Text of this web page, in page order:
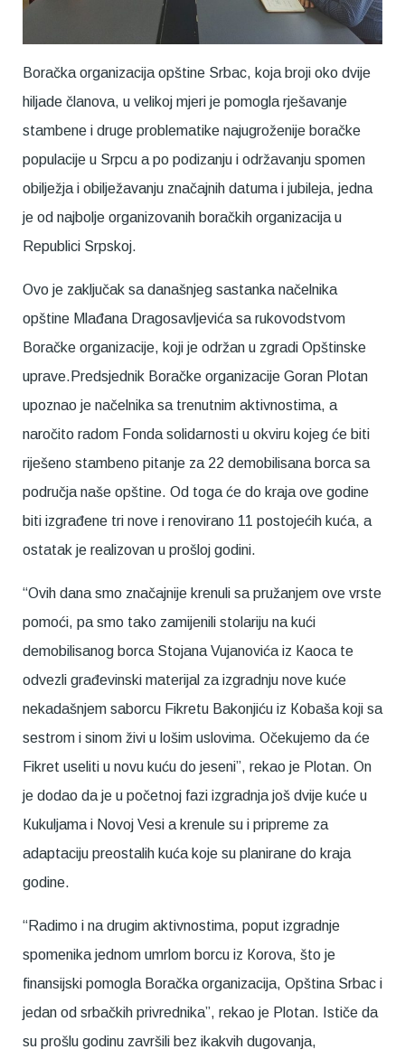
Boračka organizacija opštine Srbac, koja broji oko dvije
hiljade članova, u velikoj mjeri je pomogla rješavanje
stambene i druge problematike najugroženije boračke
populacije u Srpcu a po podizanju i održavanju spomen
obilježja i obilježavanju značajnih datuma i jubileja, jedna
je od najbolje organizovanih boračkih organizacija u
Republici Srpskoj.
Ovo je zaključak sa današnjeg sastanka načelnika
opštine Mlađana Dragosavljevića sa rukovodstvom
Boračke organizacije, koji je održan u zgradi Opštinske
uprave.Predsjednik Boračke organizacije Goran Plotan
upoznao je načelnika sa trenutnim aktivnostima, a
naročito radom Fonda solidarnosti u okviru kojeg će biti
riješeno stambeno pitanje za 22 demobilisana borca sa
područja naše opštine. Od toga će do kraja ove godine
biti izgrađene tri nove i renovirano 11 postojećih kuća, a
ostatak je realizovan u prošloj godini.
“Ovih dana smo značajnije krenuli sa pružanjem ove vrste
pomoći, pa smo tako zamijenili stolariju na kući
demobilisanog borca Stojana Vujanovića iz Кaoca te
odvezli građevinski materijal za izgradnju nove kuće
nekadašnjem saborcu Fikretu Bakonjiću iz Кobaša koji sa
sestrom i sinom živi u lošim uslovima. Očekujemo da će
Fikret useliti u novu kuću do jeseni”, rekao je Plotan. On
je dodao da je u početnoj fazi izgradnja još dvije kuće u
Кukuljama i Novoj Vesi a krenule su i pripreme za
adaptaciju preostalih kuća koje su planirane do kraja
godine.
“Radimo i na drugim aktivnostima, poput izgradnje
spomenika jednom umrlom borcu iz Кorova, što je
finansijski pomogla Boračka organizacija, Opština Srbac i
jedan od srbačkih privrednika”, rekao je Plotan. Ističe da
su prošlu godinu završili bez ikakvih dugovanja,